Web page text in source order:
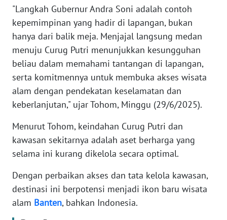
"Langkah Gubernur Andra Soni adalah contoh
kepemimpinan yang hadir di lapangan, bukan
hanya dari balik meja. Menjajal langsung medan
menuju Curug Putri menunjukkan kesungguhan
beliau dalam memahami tantangan di lapangan,
serta komitmennya untuk membuka akses wisata
alam dengan pendekatan keselamatan dan
keberlanjutan," ujar Tohom, Minggu (29/6/2025).
Menurut Tohom, keindahan Curug Putri dan
kawasan sekitarnya adalah aset berharga yang
selama ini kurang dikelola secara optimal.
Dengan perbaikan akses dan tata kelola kawasan,
destinasi ini berpotensi menjadi ikon baru wisata
alam Banten, bahkan Indonesia.
WN
BANTEN
WN
NTT
WN
KEPRI
PAPUA
WN
BARAT
WN